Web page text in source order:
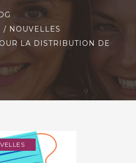
/ NOUVELLES
LA DISTRIBUTION DE